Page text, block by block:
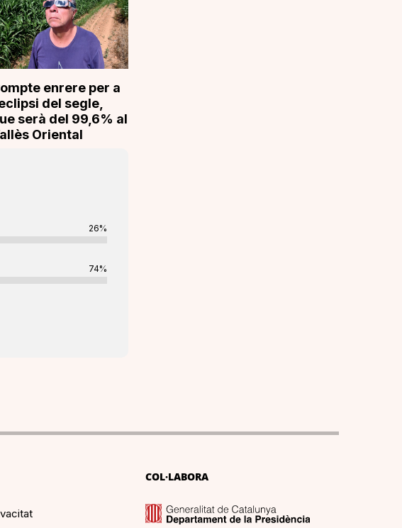
enrere per a
del segle,
serà del 99,6% al
Oriental
26%
74%
COL·LABORA